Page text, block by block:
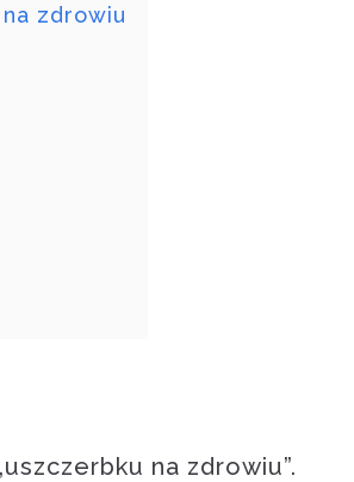
zdrowiu
na zdrowiu”.